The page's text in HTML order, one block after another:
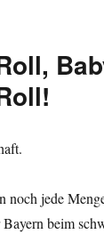
Schnack-
Schnuck
und
der
noch jede
beim